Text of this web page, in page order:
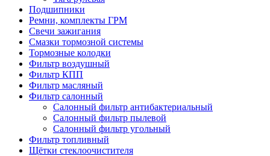
Подшипники
Ремни, комплекты ГРМ
Свечи зажигания
Смазки тормозной системы
Тормозные колодки
Фильтр воздушный
Фильтр КПП
Фильтр масляный
Фильтр салонный
Салонный фильтр антибактериальный
Салонный фильтр пылевой
Салонный фильтр угольный
Фильтр топливный
Щётки стеклоочистителя